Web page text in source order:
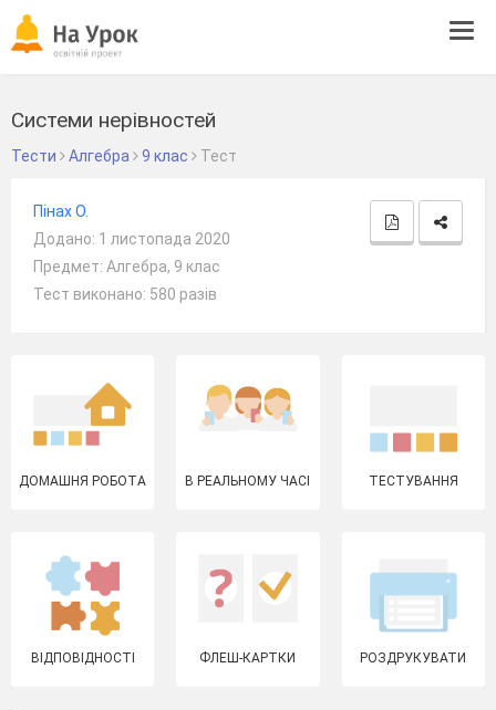
Системи нерівностей
Тести Алгебра 9 клас Тест
Пінах О.
Додано: 1 листопада 2020
Предмет: Алгебра, 9 клас
Тест виконано: 580 разів
ДОМАШНЯ РОБОТА В РЕАЛЬНОМУ ЧАСІ ТЕСТУВАННЯ
ВІДПОВІДНОСТІ ФЛЕШ-КАРТКИ РОЗДРУКУВАТИ